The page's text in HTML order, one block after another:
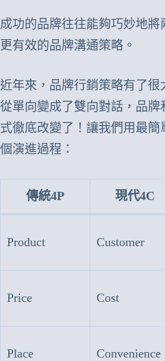
成功的品牌往往能夠巧妙地將
更有效的品牌溝通策略。
近年來，品牌行銷策略有了很
從單向變成了雙向對話，品牌
式徹底改變了！讓我們用最簡
個演進過程：
傳統4P 現代4C
Product Customer
Price Cost
Place Convenience